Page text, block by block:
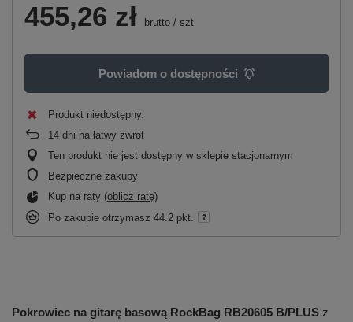
455,26 zł brutto / szt
Powiadom o dostępności
Produkt niedostępny
14 dni na łatwy zwrot
Ten produkt nie jest dostępny w sklepie stacjonarnym
Bezpieczne zakupy
Kup na raty (oblicz ratę)
Po zakupie otrzymasz 44.2 pkt.
Pokrowiec na gitarę basową RockBag RB20605 B/PLUS z